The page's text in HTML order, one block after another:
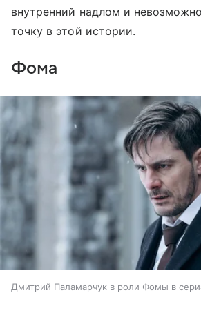
внутренний надлом и
точку в этой истории.
Фома
Дмитрий Паламарчук в роли Фомы в